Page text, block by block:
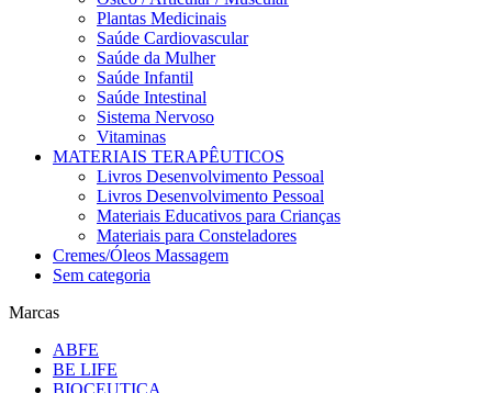
Plantas Medicinais
Saúde Cardiovascular
Saúde da Mulher
Saúde Infantil
Saúde Intestinal
Sistema Nervoso
Vitaminas
MATERIAIS TERAPÊUTICOS
Livros Desenvolvimento Pessoal
Livros Desenvolvimento Pessoal
Materiais Educativos para Crianças
Materiais para Consteladores
Cremes/Óleos Massagem
Sem categoria
Marcas
ABFE
BE LIFE
BIOCEUTICA